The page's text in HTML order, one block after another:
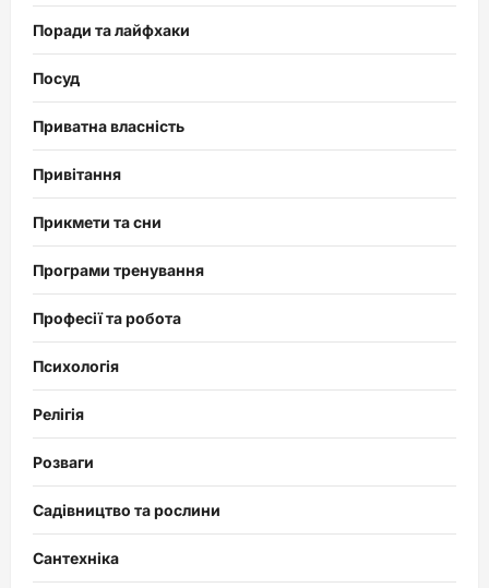
Поради та лайфхаки
Посуд
Приватна власність
Привітання
Прикмети та сни
Програми тренування
Професії та робота
Психологія
Релігія
Розваги
Садівництво та рослини
Сантехніка